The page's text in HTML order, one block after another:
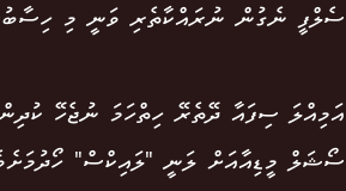
ސެލްފީ ނެގުން ނުރައްކާތެރި ވަނީ މި
އަމިއްލަ ސިފައާ ދޭތެރޭ ހިތްހަމަ ނުޖެހޭ
ސޯޝަލް މީޑިއާއަށް ލަނީ "ލައިކްސް"